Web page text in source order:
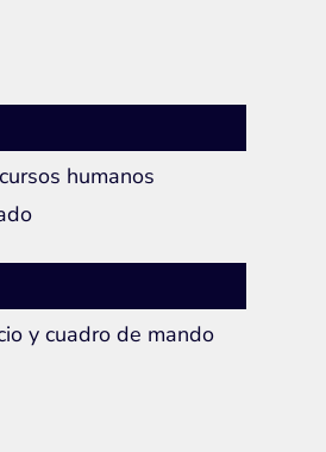
humanos
y cuadro de mando